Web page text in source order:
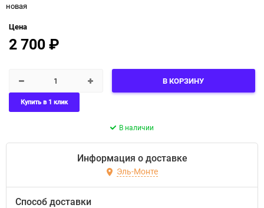
новая
Цена
2 700₽
В КОРЗИНУ
Купить в 1 клик
В наличии
Информация о доставке
Эль-Монте
Способ доставки